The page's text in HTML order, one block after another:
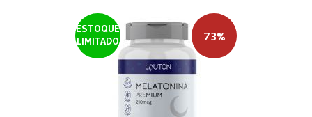
ESTOQUE
LIMITADO
73%